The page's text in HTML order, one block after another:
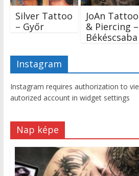
Silver Tattoo
– Győr
JoAn Tattoo
& Piercing –
Békéscsaba
Instagram
Instagram requires authorization to
autorized account in widget settings
Nap képe